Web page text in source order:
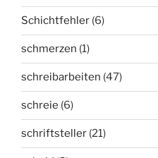
Schichtfehler (6)
schmerzen (1)
schreibarbeiten (47)
schreie (6)
schriftsteller (21)